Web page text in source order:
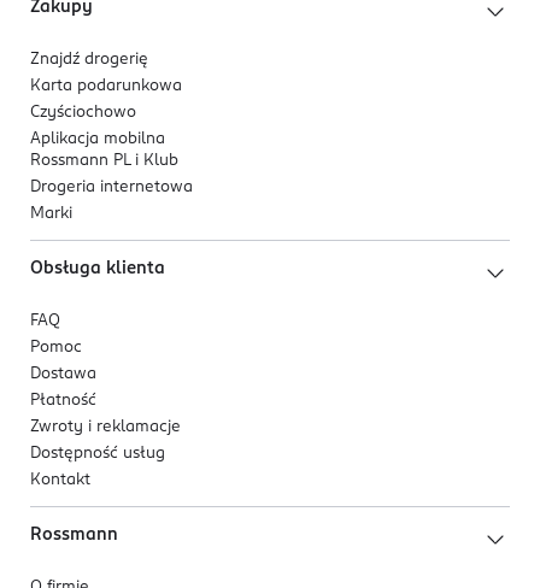
Zakupy
Znajdź drogerię
Karta podarunkowa
Czyściochowo
Aplikacja mobilna
Rossmann PL i Klub
Drogeria internetowa
Marki
Obsługa klienta
FAQ
Pomoc
Dostawa
Płatność
Zwroty i reklamacje
Dostępność usług
Kontakt
Rossmann